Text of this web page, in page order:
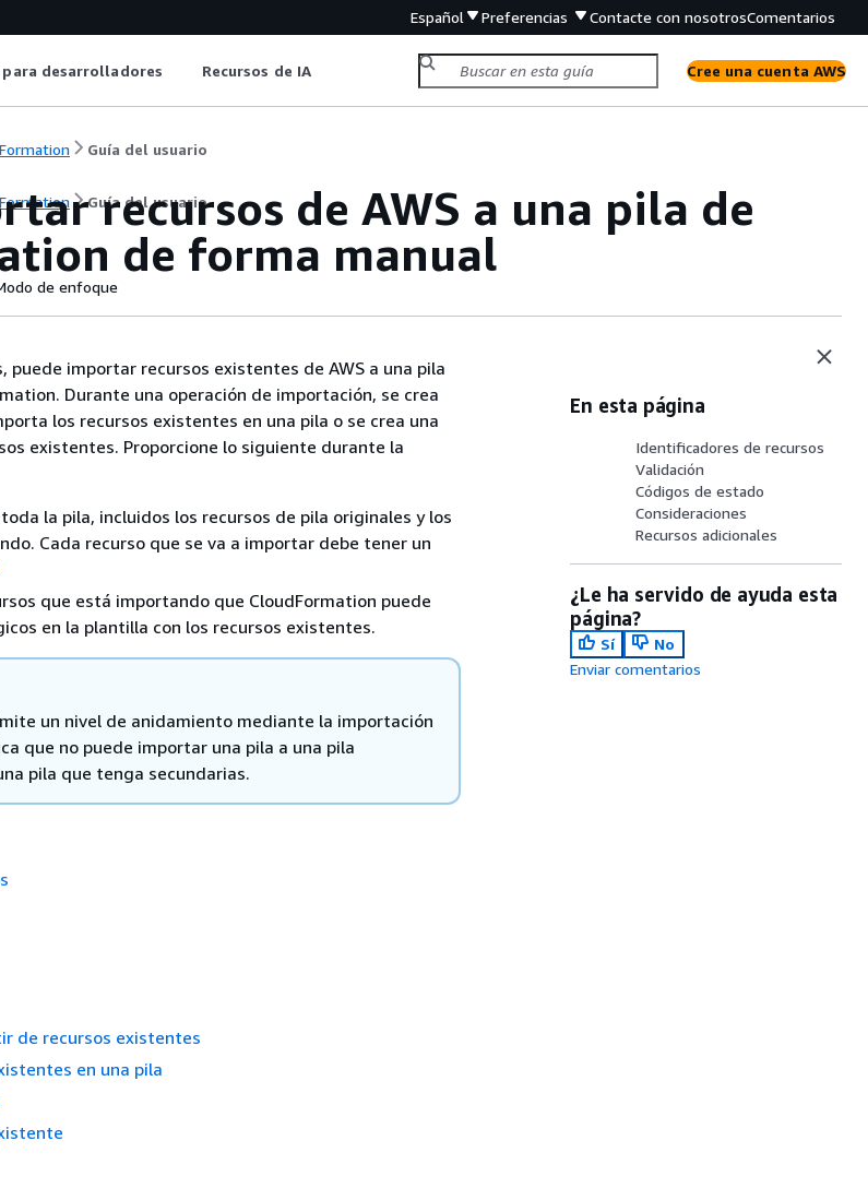
Español Preferencias Contacte con nosotrosComentarios
desarrolladores Recursos de IA Cree una cuenta AWS
Guía del usuario
Guía del usuario
recursos de AWS a una pila de
de forma manual
de enfoque
puede importar recursos existentes de AWS a una pila
Durante una operación de importación, se crea
los recursos existentes en una pila o se crea una
existentes. Proporcione lo siguiente durante la
la pila, incluidos los recursos de pila originales y los
Cada recurso que se va a importar debe tener un
que está importando que CloudFormation puede
en la plantilla con los recursos existentes.
un nivel de anidamiento mediante la importación
que no puede importar una pila a una pila
pila que tenga secundarias.
de recursos existentes
en una pila
En esta página
Identificadores de recursos
Validación
Códigos de estado
Consideraciones
Recursos adicionales
¿Le ha servido de ayuda esta
página?
Sí
No
Enviar comentarios